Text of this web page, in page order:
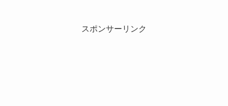
スポンサーリンク